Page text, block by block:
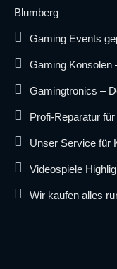
Blumberg
Gaming Events
Gaming Konsolen
Gamingtronics –
Profi-Reparatur
Unser Service für
Videospiele
Wir kaufen alles